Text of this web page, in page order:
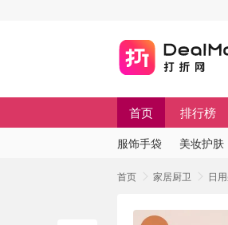
首页 排行榜
服饰手袋 美妆护肤
首页 家居厨卫 日